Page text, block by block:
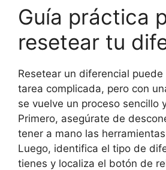
Guía práctica
resetear tu
Resetear un diferencial puede
tarea complicada, pero con
se vuelve un proceso sencillo
Primero, asegúrate de
tener a mano las
Luego, identifica el tipo de
tienes y localiza el botón de